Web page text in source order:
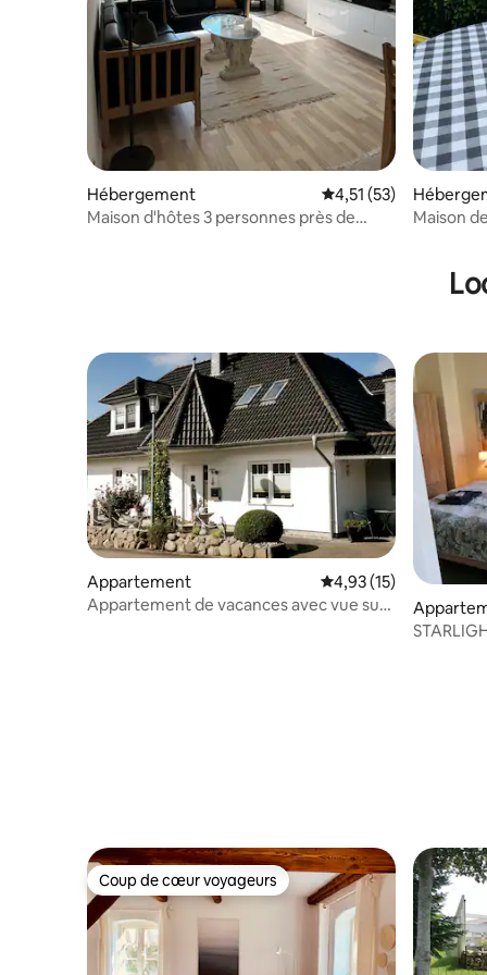
Hébergement Évaluation moyenne
4,51 (53)
Maison d'hôtes 3 personnes près de
Maison
Appartement Évaluation moyenne
4,93 (15)
Appartement de vacances avec vue sur
STARLIGHT Appartement
Coup de cœur voyageurs
Coup de cœur voyageurs